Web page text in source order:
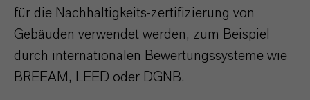
für die Nachhaltigkeits-zertifizierung von
Gebäuden verwendet werden, zum Beispiel
durch internationalen Bewertungssysteme wie
BREEAM, LEED oder DGNB.